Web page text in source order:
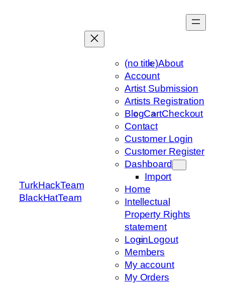
TurkHackTeam
BlackHatTeam
(no title)About
Account
Artist Submission
Artists Registration
BlogCartCheckout
Contact
Customer Login
Customer Register
Dashboard
Import
Home
Intellectual
Property Rights
statement
LoginLogout
Members
My account
My Orders